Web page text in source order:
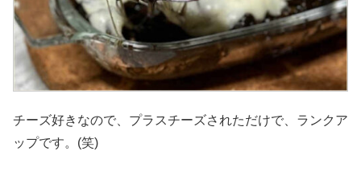
チーズ好きなので、プラスチーズされただけで、ランクア
ップです。(笑)